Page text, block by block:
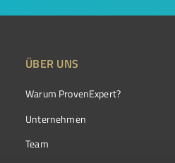
ÜBER UNS
Warum ProvenExpert?
Unternehmen
Team